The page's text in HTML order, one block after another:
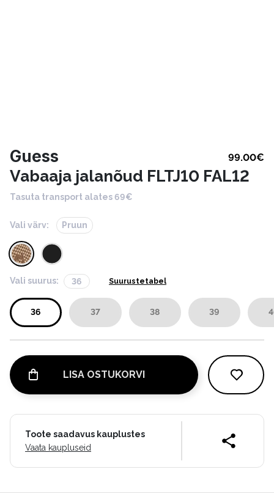
Guess 99.00€
Vabaaja jalanõud FLTJ10 FAL12
Tasuta transport alates 69€
Vali värv: Pruun
Vali suurus: 36 Suurustetabel
36 37 38 39
LISA OSTUKORVI
Toote saadavus kauplustes
Vaata kaupluseid